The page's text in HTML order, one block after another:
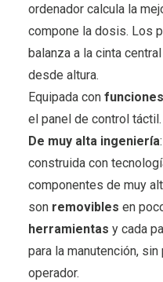
ordenador calcula la
compone la dosis. Los
balanza a la cinta
desde altura.
Equipada con funciones
el panel de control táctil.
De muy alta ingeniería
construida con
componentes de muy
son removibles en
herramientas y cada
para la manutención,
operador.